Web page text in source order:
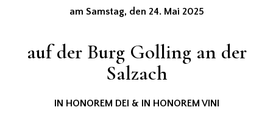
am Samstag, den 24. Mai 2025
auf der Burg Golling an der
Salzach
IN HONOREM DEI & IN HONOREM VINI